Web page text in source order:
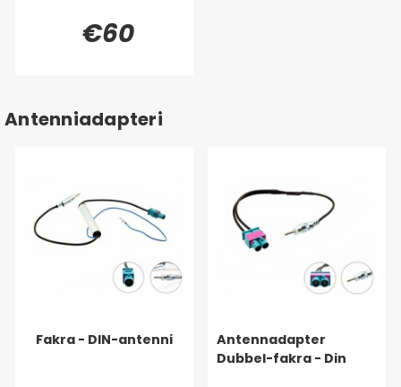
€60
Antenniadapteri
Fakra - DIN-antenni
Antennadapter
Dubbel-fakra - Din